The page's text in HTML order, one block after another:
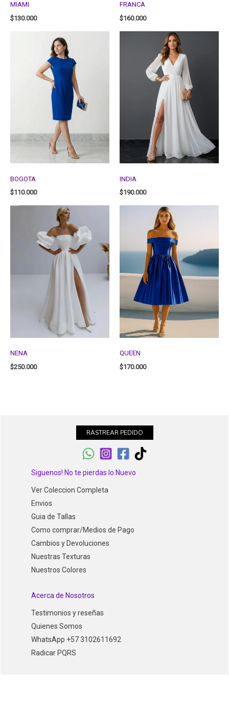
MIAMI
$130.000
FRANCA
$160.000
BOGOTA
$110.000
INDIA
$190.000
NENA
$250.000
QUEEN
$170.000
RASTREAR PEDIDO
Siguenos! No te pierdas lo Nuevo
Ver Coleccion Completa
Envios
Guia de Tallas
Como comprar/Medios de Pago
Cambios y Devoluciones
Nuestras Texturas
Nuestros Colores
Acerca de Nosotros
Testimonios y reseñas
Quienes Somos
WhatsApp +57 3102611692
Radicar PQRS